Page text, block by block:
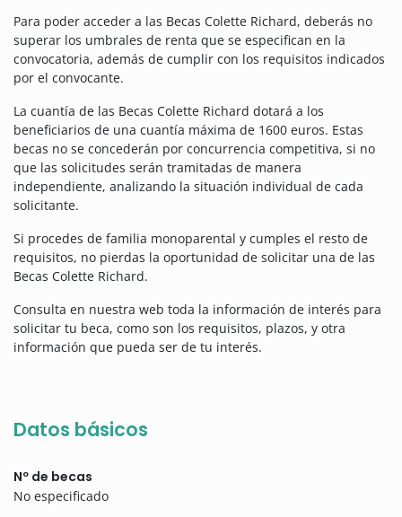
Para poder acceder a las Becas Colette Richard, deberás no
superar los umbrales de renta que se especifican en la
convocatoria, además de cumplir con los requisitos indicados
por el convocante.
La cuantía de las Becas Colette Richard dotará a los
beneficiarios de una cuantía máxima de 1600 euros. Estas
becas no se concederán por concurrencia competitiva, si no
que las solicitudes serán tramitadas de manera
independiente, analizando la situación individual de cada
solicitante.
Si procedes de familia monoparental y cumples el resto de
requisitos, no pierdas la oportunidad de solicitar una de las
Becas Colette Richard.
Consulta en nuestra web toda la información de interés para
solicitar tu beca, como son los requisitos, plazos, y otra
información que pueda ser de tu interés.
Datos básicos
Nº de becas
No especificado